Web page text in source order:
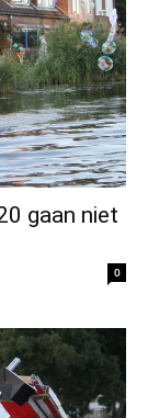
gaan niet
0